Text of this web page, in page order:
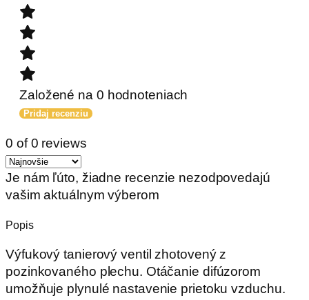
Založené na 0 hodnoteniach
Pridaj recenziu
0 of 0 reviews
Je nám ľúto, žiadne recenzie nezodpovedajú
vašim aktuálnym výberom
Popis
Výfukový tanierový ventil zhotovený z
pozinkovaného plechu. Otáčanie difúzorom
umožňuje plynulé nastavenie prietoku vzduchu.